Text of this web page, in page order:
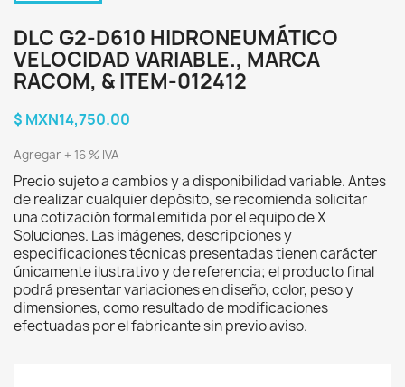
DLC G2-D610 HIDRONEUMÁTICO
VELOCIDAD VARIABLE., MARCA
RACOM, & ITEM-012412
$ MXN14,750.00
Agregar + 16 % IVA
Precio sujeto a cambios y a disponibilidad variable. Antes
de realizar cualquier depósito, se recomienda solicitar
una cotización formal emitida por el equipo de X
Soluciones. Las imágenes, descripciones y
especificaciones técnicas presentadas tienen carácter
únicamente ilustrativo y de referencia; el producto final
podrá presentar variaciones en diseño, color, peso y
dimensiones, como resultado de modificaciones
efectuadas por el fabricante sin previo aviso.